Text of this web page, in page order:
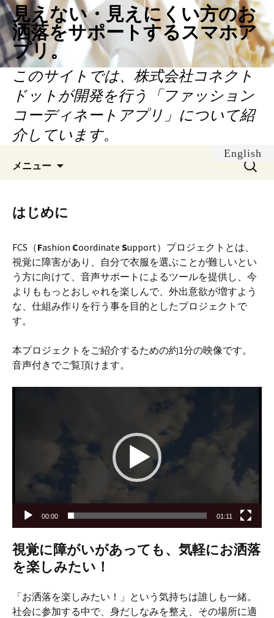
見えない・見えにくい方のお
洒落をサポートするスマホア
プリ。
このサイトでは、株式会社コネクト
ドットが開発を行う「ファッション
コーディネートアプリ」について紹
介しています。
English
メニュー
ツ
移
動
検
はじめに
FCS（Fashion Coordinate Support）プロジェクトとは、
視覚に障害があり、自分で衣服を選ぶことが難しいとい
う方に向けて、音声サポートによるツールを提供し、今
よりももっとおしゃれを楽しんで、外出意欲が増すよう
な、仕組み作りを行う事を目的としたプロジェクトで
す。
本プロジェクトをご紹介するための約1分の映像です。
音声付きでご覧頂けます。
00:00 01:11
視覚に障がいがあっても、気軽にお洒落
を楽しみたい！
「お洒落を楽しみたい！」という気持ちは誰しも一緒。
社会に参加する中で、身だしなみを整え、その場所に適